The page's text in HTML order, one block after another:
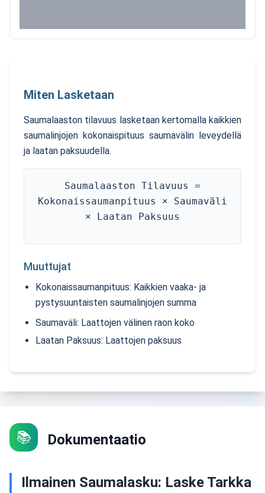
Miten Lasketaan
Saumalaaston tilavuus lasketaan kertomalla kaikkien
saumalinjojen kokonaispituus saumavälin leveydellä
ja laatan paksuudella.
Saumalaaston Tilavuus =
Kokonaissaumanpituus × Saumaväli
× Laatan Paksuus
Muuttujat
Kokonaissaumanpituus: Kaikkien vaaka- ja
pystysuuntaisten saumalinjojen summa
Saumaväli: Laattojen välinen raon koko
Laatan Paksuus: Laattojen paksuus
📚 Dokumentaatio
Ilmainen Saumalasku: Laske Tarkka